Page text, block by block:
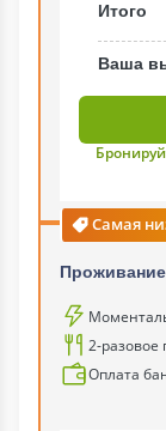
Итого
Ваша
Самая
2-разовое
Оплата